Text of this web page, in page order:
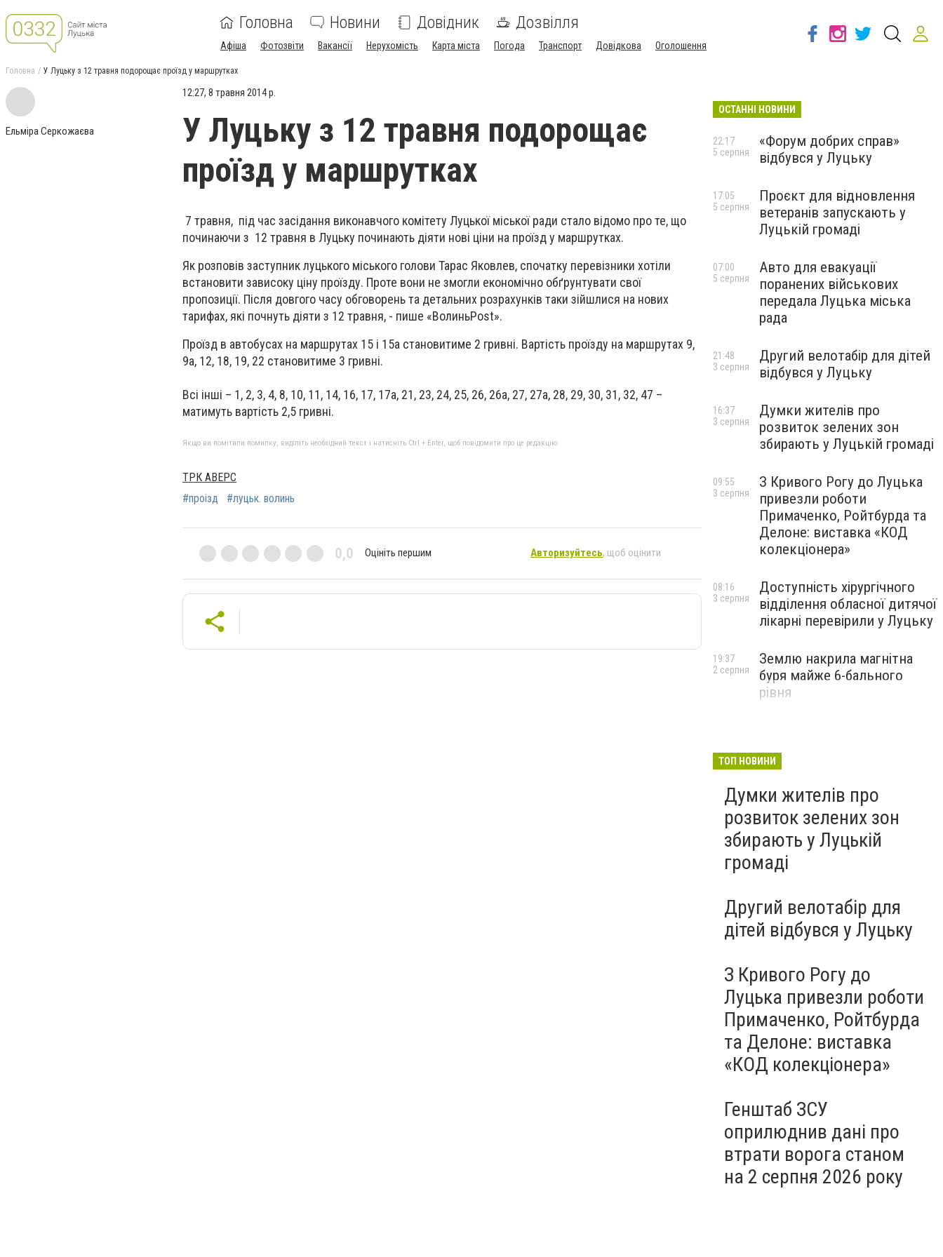
Головна Новини Довідник Дозвілля
Афіша Фотозвіти Вакансії Нерухомість Карта міста Погода Транспорт Довідкова Оголошення
Головна У Луцьку з 12 травня подорощає проїзд у маршрутках
Ельміра Серкожаєва
12:27, 8 травня 2014 р.
У Луцьку з 12 травня подорощає
проїзд у маршрутках
7 травня, під час засідання виконавчого комітету Луцької міської ради стало відомо про те, що
починаючи з 12 травня в Луцьку починають діяти нові ціни на проїзд у маршрутках.
Як розповів заступник луцького міського голови Тарас Яковлев, спочатку перевізники хотіли
встановити зависоку ціну проїзду. Проте вони не змогли економічно обґрунтувати свої
пропозиції. Після довгого часу обговорень та детальних розрахунків таки зійшлися на нових
тарифах, які почнуть діяти з 12 травня, - пише «ВолиньPost».
Проїзд в автобусах на маршрутах 15 і 15а становитиме 2 гривні. Вартість проїзду на маршрутах 9,
9а, 12, 18, 19, 22 становитиме 3 гривні.
Всі інші – 1, 2, 3, 4, 8, 10, 11, 14, 16, 17, 17а, 21, 23, 24, 25, 26, 26а, 27, 27а, 28, 29, 30, 31, 32, 47 –
матимуть вартість 2,5 гривні.
Якщо ви помітили помилку, виділіть необхідний текст і натисніть Ctrl + Enter, щоб повідомити про це редакцію
ТРК АВЕРС
#проізд
#луцьк. волинь
0,0 Оцініть першим Авторизуйтесь, щоб оцінити
ОСТАННІ НОВИНИ
«Форум добрих справ»
відбувся у Луцьку
22:17
5 серпня
Проєкт для відновлення
ветеранів запускають у
Луцькій громаді
17:05
5 серпня
Авто для евакуації
поранених військових
передала Луцька міська
рада
07:00
5 серпня
Другий велотабір для дітей
відбувся у Луцьку
21:48
3 серпня
Думки жителів про
розвиток зелених зон
збирають у Луцькій громаді
16:37
3 серпня
З Кривого Рогу до Луцька
привезли роботи
Примаченко, Ройтбурда та
Делоне: виставка «КОД
колекціонера»
09:55
3 серпня
Доступність хірургічного
відділення обласної дитячої
лікарні перевірили у Луцьку
08:16
3 серпня
Землю накрила магнітна
буря майже 6-бального
рівня
19:37
2 серпня
ТОП НОВИНИ
Думки жителів про
розвиток зелених зон
збирають у Луцькій
громаді
Другий велотабір для
дітей відбувся у Луцьку
З Кривого Рогу до
Луцька привезли роботи
Примаченко, Ройтбурда
та Делоне: виставка
«КОД колекціонера»
Генштаб ЗСУ
оприлюднив дані про
втрати ворога станом
на 2 серпня 2026 року